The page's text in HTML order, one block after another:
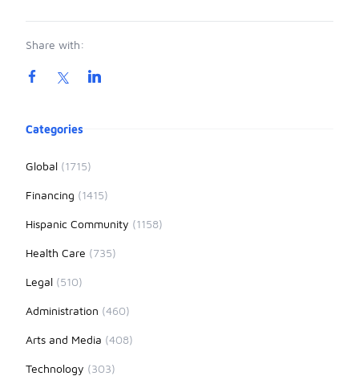
Share with:
Product information
Categories
Global (1715)
Financing (1415)
Hispanic Community (1158)
Health Care (735)
Legal (510)
Administration (460)
Arts and Media (408)
Technology (303)